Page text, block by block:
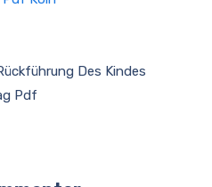
Des Kindes
Pdf